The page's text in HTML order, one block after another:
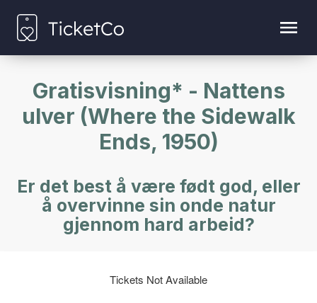
Gratisvisning* - Nattens
ulver (Where the Sidewalk
Ends, 1950)
Er det best å være født god, eller
å overvinne sin onde natur
gjennom hard arbeid?
Tickets Not Available